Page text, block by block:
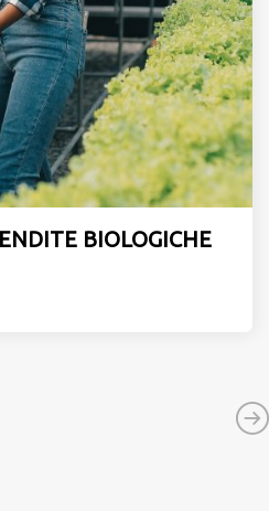
BIOLOGICHE